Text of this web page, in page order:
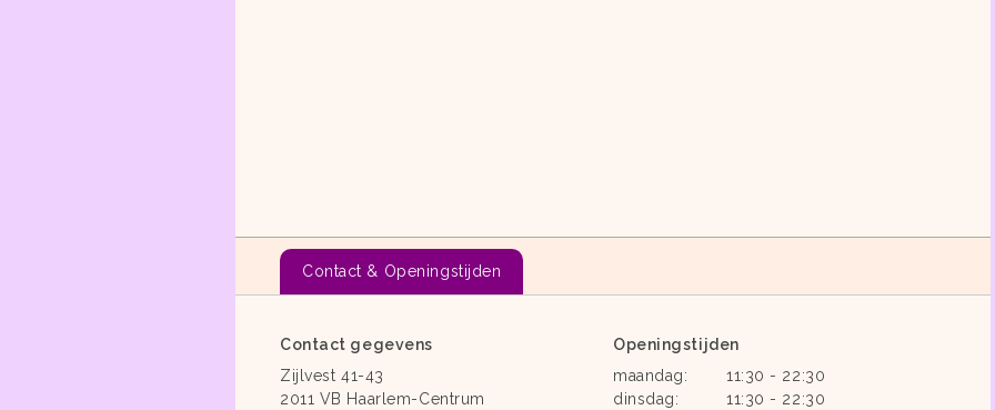
Contact & Openingstijden
Contact gegevens
Zijlvest 41-43
2011 VB Haarlem-Centrum
Openingstijden
maandag:
11:30 - 22:30
dinsdag:
11:30 - 22:30